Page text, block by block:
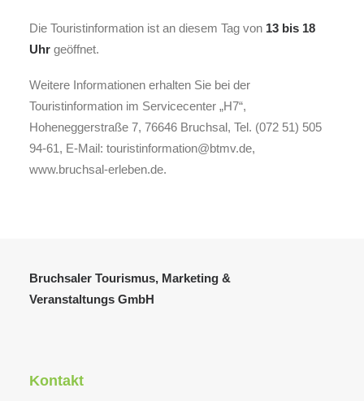
Die Touristinformation ist an diesem Tag von 13 bis 18
Uhr geöffnet.
Weitere Informationen erhalten Sie bei der
Touristinformation im Servicecenter „H7“,
Hoheneggerstraße 7, 76646 Bruchsal, Tel. (072 51) 505
94-61, E-Mail: touristinformation@btmv.de,
www.bruchsal-erleben.de.
Bruchsaler Tourismus, Marketing &
Veranstaltungs GmbH
Kontakt